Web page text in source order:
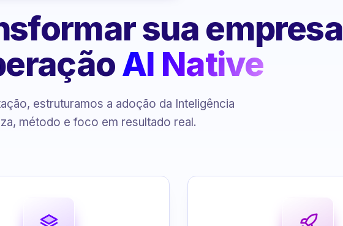
sua empresa
AI Native
estruturamos a adoção da Inteligência
método e foco em resultado real.